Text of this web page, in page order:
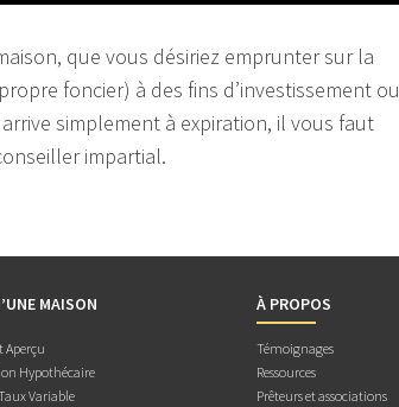
que vous désiriez emprunter sur la
foncier) à des fins d’investissement ou
simplement à expiration, il vous faut
impartial.
MAISON
Aperçu
Hypothécaire
Variable
À PROPOS
Témoignages
Ressources
Prêteurs et associations